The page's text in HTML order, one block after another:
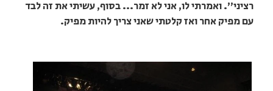
רציני". ואמרתי לו, אני לא זמר... בסוף, עשיתי את זה לבד
עם מפיק אחר ואז קלטתי שאני צריך להיות מפיק.